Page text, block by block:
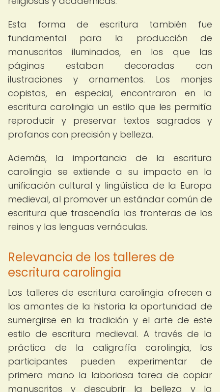
Esta forma de escritura también fue
fundamental para la producción de
manuscritos iluminados, en los que las
páginas estaban decoradas con
ilustraciones y ornamentos. Los monjes
copistas, en especial, encontraron en la
escritura carolingia un estilo que les permitía
reproducir y preservar textos sagrados y
profanos con precisión y belleza.
Además, la importancia de la escritura
carolingia se extiende a su impacto en la
unificación cultural y lingüística de la Europa
medieval, al promover un estándar común de
escritura que trascendía las fronteras de los
reinos y las lenguas vernáculas.
Relevancia de los talleres de
escritura carolingia
Los talleres de escritura carolingia ofrecen a
los amantes de la historia la oportunidad de
sumergirse en la tradición y el arte de este
estilo de escritura medieval. A través de la
práctica de la caligrafía carolingia, los
participantes pueden experimentar de
primera mano la laboriosa tarea de copiar
manuscritos y descubrir la belleza y la